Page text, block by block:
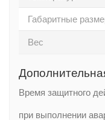
Габаритные
Вес
Время защитного
при выполнении